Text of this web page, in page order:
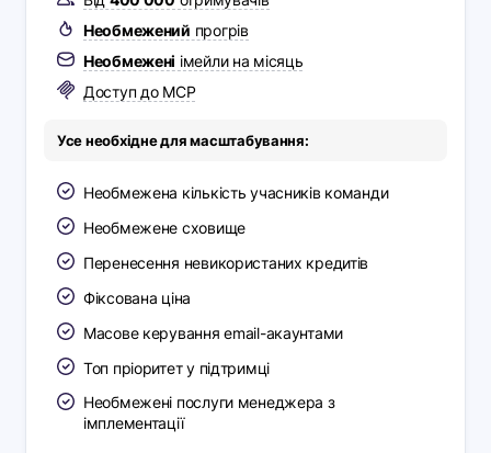
Необмежений прогрів
Необмежені імейли на місяць
Доступ до MCP
Усе необхідне для масштабування:
Необмежена кількість учасників команди
Необмежене сховище
Перенесення невикористаних кредитів
Фіксована ціна
Масове керування email-акаунтами
Топ пріоритет у підтримці
Необмежені послуги менеджера з
імплементації